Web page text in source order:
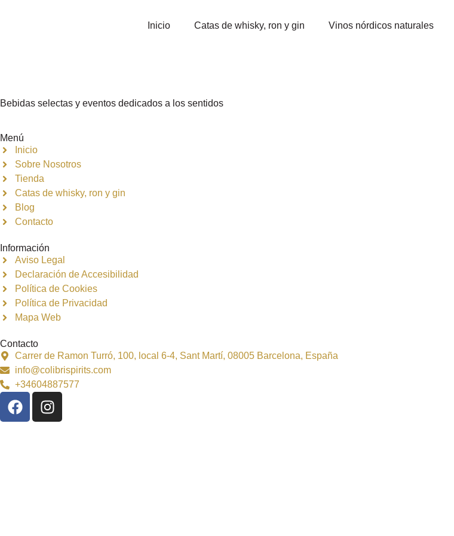
Inicio Catas de whisky, ron y gin Vinos nórdicos naturales
Bebidas selectas y eventos dedicados a los sentidos
Menú
Inicio
Sobre Nosotros
Tienda
Catas de whisky, ron y gin
Blog
Contacto
Información
Aviso Legal
Declaración de Accesibilidad
Política de Cookies
Política de Privacidad
Mapa Web
Contacto
Carrer de Ramon Turró, 100, local 6-4, Sant Martí, 08005 Barcelona, España
info@colibrispirits.com
+34604887577